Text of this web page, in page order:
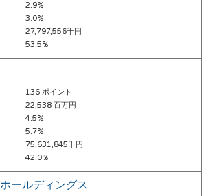
2.9%
3.0%
27,797,556千円
53.5%
136 ポイント
22,538 百万円
4.5%
5.7%
75,631,845千円
42.0%
ールディングス